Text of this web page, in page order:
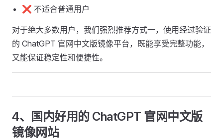
❌ 不适合普通用户
对于绝大多数用户，我们强烈推荐方式一，使用经过验证
的 ChatGPT 官网中文版镜像平台，既能享受完整功能，
又能保证稳定性和便捷性。
4、国内好用的 ChatGPT 官网中文版
镜像网站